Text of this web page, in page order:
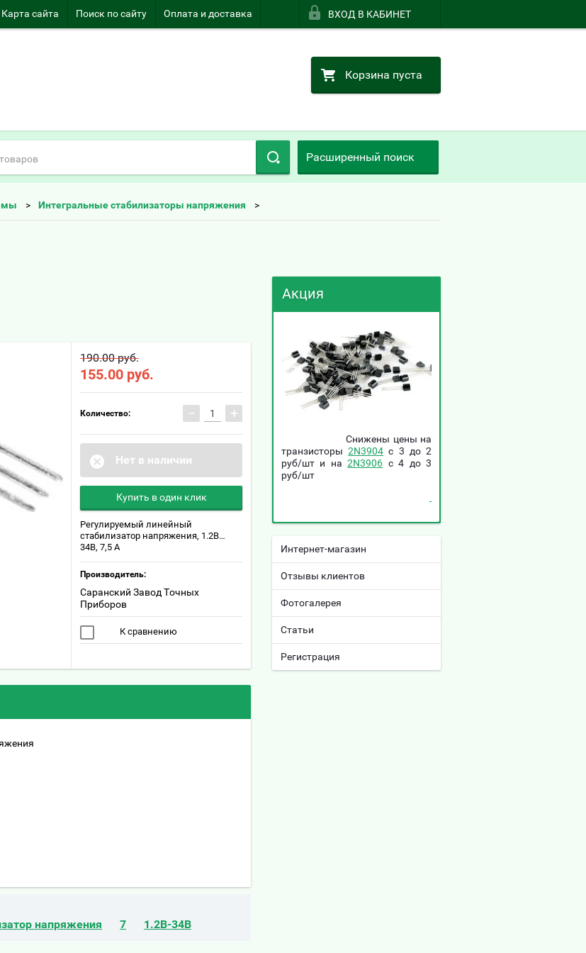
Карта сайта Поиск по сайту Оплата и доставка ВХОД В КАБИНЕТ
Корзина пуста
Расширенный поиск
Интегральные стабилизаторы напряжения
190.00 руб.
155.00 руб.
Количество: − +
Нет в наличии
Купить в один клик
Регулируемый линейный
стабилизатор напряжения, 1.2В…
34В, 7,5 А
Производитель:
Саранский Завод Точных
Приборов
К сравнению
напряжения 7 1.2В-34В
Акция
Снижены цены на
транзисторы2N3904 c 3 до 2
руб/шт и на2N3906 c 4 до 3
руб/шт
Интернет-магазин
Отзывы клиентов
Фотогалерея
Статьи
Регистрация